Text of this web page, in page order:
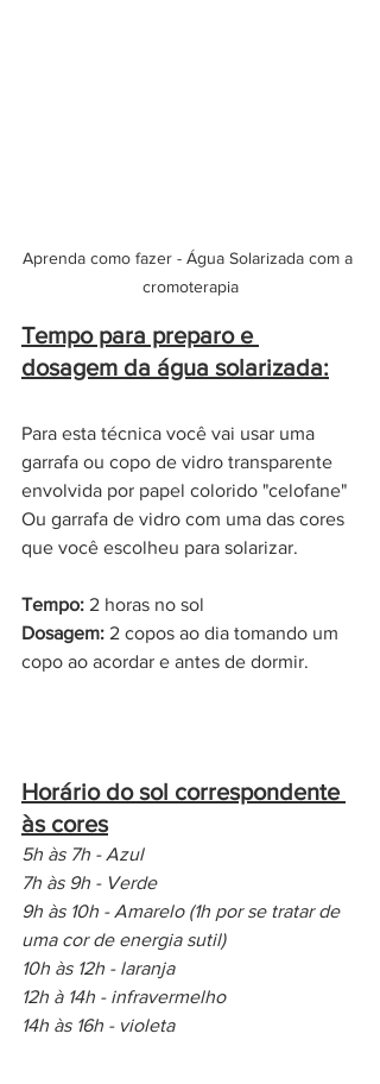
Aprenda como fazer - Água Solarizada com a
cromoterapia
Tempo para preparo e
dosagem da água solarizada:
Para esta técnica você vai usar uma
garrafa ou copo de vidro transparente
envolvida por papel colorido "celofane"
Ou garrafa de vidro com uma das cores
que você escolheu para solarizar.
Tempo: 2 horas no sol
Dosagem: 2 copos ao dia tomando um
copo ao acordar e antes de dormir.
Horário do sol correspondente
às cores
5h às 7h - Azul
7h às 9h - Verde
9h às 10h - Amarelo (1h por se tratar de
uma cor de energia sutil)
10h às 12h - laranja
12h à 14h - infravermelho
14h às 16h - violeta